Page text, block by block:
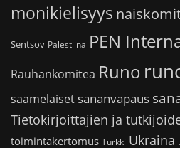
monikielisyys
Sentsov Palestiina PEN
Rauhankomitea Runo
saamelaiset sananvapaus
Tietokirjoittajien ja
toimintakertomus Turkki Ukraina